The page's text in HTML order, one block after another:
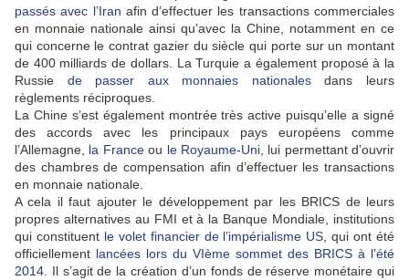
passés avec l’Iran afin d’effectuer les transactions commerciales
en monnaie nationale ainsi qu’avec la Chine, notamment en ce
qui concerne le contrat gazier du siècle qui porte sur un montant
de 400 milliards de dollars. La Turquie a également proposé à la
Russie de passer aux monnaies nationalesdans leurs
règlements réciproques.
La Chine s’est également montrée très active puisqu’elle a signé
des accords avec les principaux pays européens comme
l’Allemagne, la Franceou le Royaume-Uni, lui permettant d’ouvrir
des chambres de compensation afin d’effectuer les transactions
en monnaie nationale.
A cela il faut ajouter le développement par les BRICS de leurs
propres alternatives au FMI et à la Banque Mondiale, institutions
qui constituent le volet financier de l’impérialisme US , qui ont été
officiellement lancées lors du VIème sommet des BRICS à l’été
2014 . Il s’agit de la création d’un fonds de réserve monétaire qui